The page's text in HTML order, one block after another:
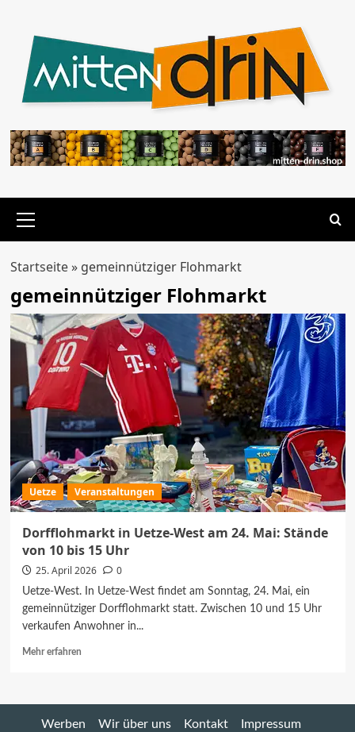
springen
Menü
Startseite» gemeinnütziger Flohmarkt
gemeinnütziger Flohmarkt
Uetze Veranstaltungen
Dorfflohmarkt in Uetze-West am 24. Mai: Stände
von 10 bis 15 Uhr
25. April 2026 0
Uetze-West. In Uetze-West findet am Sonntag, 24. Mai, ein
gemeinnütziger Dorfflohmarkt statt. Zwischen 10 und 15 Uhr
verkaufen Anwohner in...
Mehr erfahrenMehr
Uetze-
Werben Wir über uns Kontakt
Impressum